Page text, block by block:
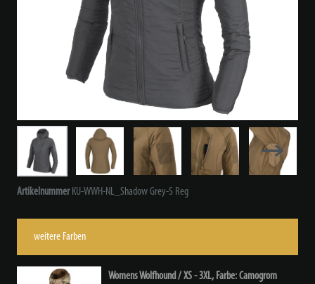
Artikelnummer KU-WWH-NL_Shadow Grey-S Reg
weitere Farben
Womens Wolfhound / XS - 3XL, Farbe: Camogrom